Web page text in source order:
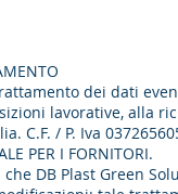
dei dati
lavorative, alla
C.F. / P. Iva
PER I FORNITORI.
DB Plast Green